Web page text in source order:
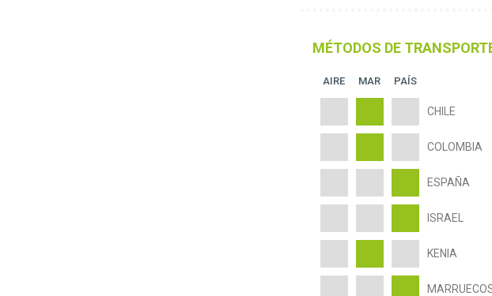
MÉTODOS DE
AIRE MAR PAÍS
CHILE
COLOMBIA
ESPAÑA
ISRAEL
KENIA